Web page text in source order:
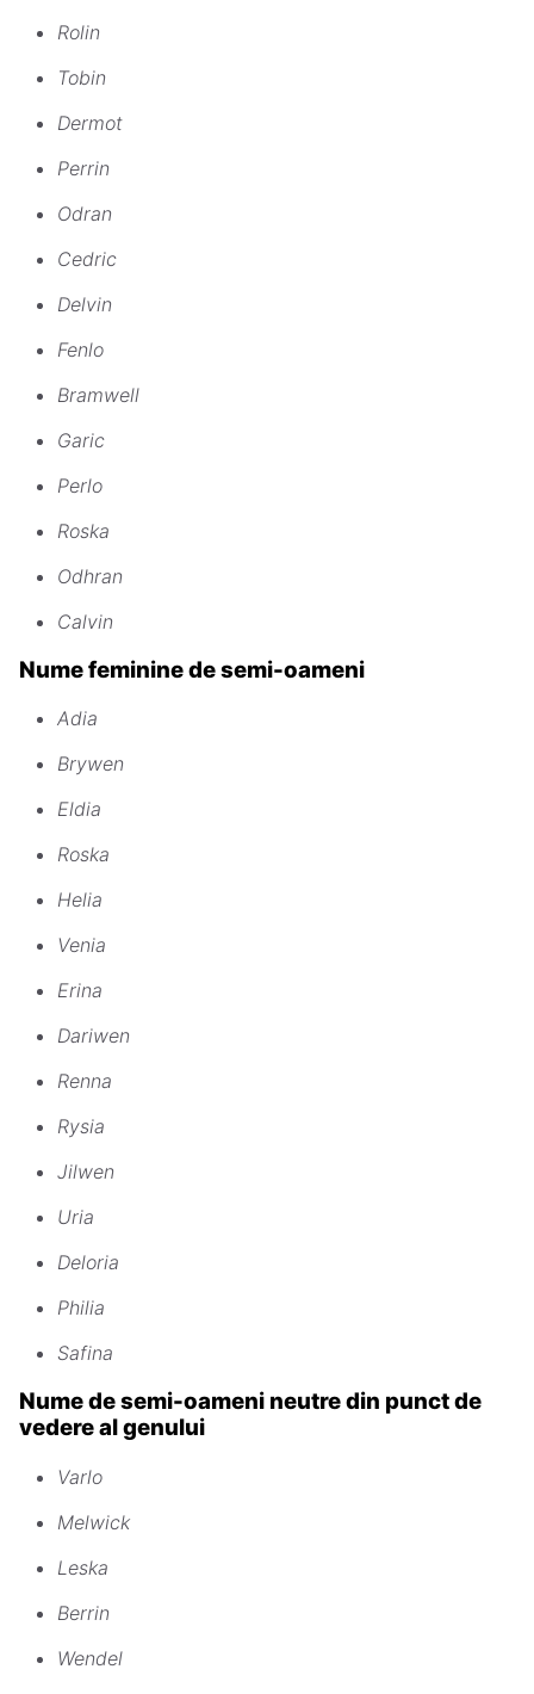
Rolin
Tobin
Dermot
Perrin
Odran
Cedric
Delvin
Fenlo
Bramwell
Garic
Perlo
Roska
Odhran
Calvin
Nume feminine de semi-oameni
Adia
Brywen
Eldia
Roska
Helia
Venia
Erina
Dariwen
Renna
Rysia
Jilwen
Uria
Deloria
Philia
Safina
Nume de semi-oameni neutre din punct de
vedere al genului
Varlo
Melwick
Leska
Berrin
Wendel